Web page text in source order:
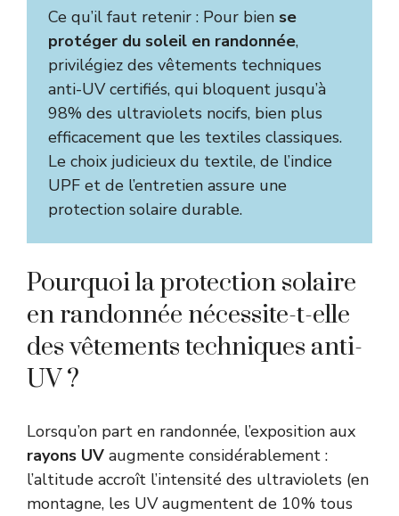
Ce qu’il faut retenir : Pour bien se
protéger du soleil en randonnée,
privilégiez des vêtements techniques
anti-UV certifiés, qui bloquent jusqu’à
98% des ultraviolets nocifs, bien plus
efficacement que les textiles classiques.
Le choix judicieux du textile, de l’indice
UPF et de l’entretien assure une
protection solaire durable.
Pourquoi la protection solaire
en randonnée nécessite-t-elle
des vêtements techniques anti-
UV ?
Lorsqu’on part en randonnée, l’exposition aux
rayons UV augmente considérablement :
l’altitude accroît l’intensité des ultraviolets (en
montagne, les UV augmentent de 10% tous